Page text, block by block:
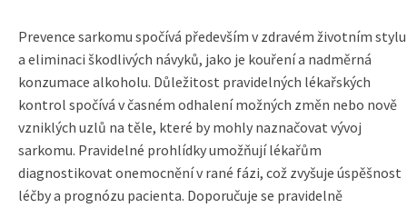
Prevence sarkomu spočívá především v zdravém životním stylu
a eliminaci škodlivých návyků, jako je kouření a nadměrná
konzumace alkoholu. Důležitost pravidelných lékařských
kontrol spočívá v časném odhalení možných změn nebo nově
vzniklých uzlů na těle, které by mohly naznačovat vývoj
sarkomu. Pravidelné prohlídky umožňují lékařům
diagnostikovat onemocnění v rané fázi, což zvyšuje úspěšnost
léčby a prognózu pacienta. Doporučuje se pravidelně